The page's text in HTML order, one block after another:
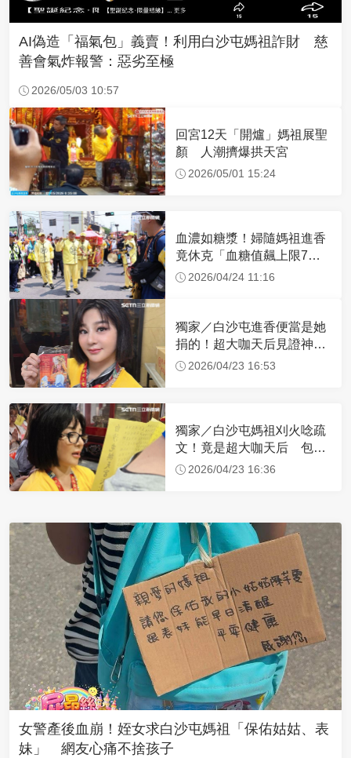
AI偽造「福氣包」義賣！利用白沙屯媽祖詐財 慈
善會氣炸報警：惡劣至極
2026/05/03 10:57
回宮12天「開爐」媽祖展聖
顏 人潮擠爆拱天宮
2026/05/01 15:24
血濃如糖漿！婦隨媽祖進香
竟休克「血糖值飆上限7
倍」 醫曝原因
2026/04/24 11:16
獨家／白沙屯進香便當是她
捐的！超大咖天后見證神
蹟 一靠近媽祖就爆哭
2026/04/23 16:53
獨家／白沙屯媽祖刈火唸疏
文！竟是超大咖天后 包尿
布忍尿5小時不喊累
2026/04/23 16:36
女警產後血崩！姪女求白沙屯媽祖「保佑姑姑、表
妹」 網友心痛不捨孩子